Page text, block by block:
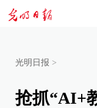
光明日报 >
抢抓“AI+